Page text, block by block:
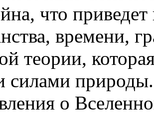
что
времени,
теории,
силами
о